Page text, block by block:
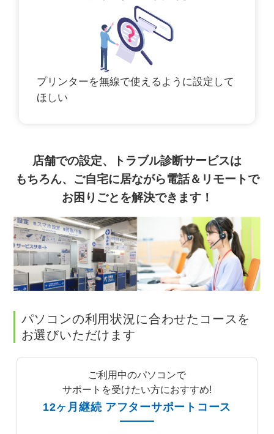
プリンターを無線で使えるように設定して
ほしい
店舗での設定、トラブル診断サービスは
もちろん、ご自宅に居ながら電話＆リモートで
お困りごとを解決できます！
パソコンの利用状況に合わせたコースを
お選びいただけます
ご利用中のパソコンで
サポートを受けたい方におすすめ!
12ヶ月継続 アフターサポートコース